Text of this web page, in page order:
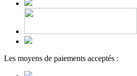
Les moyens de paiements acceptés :